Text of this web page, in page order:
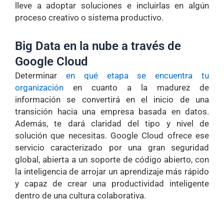
lleve a adoptar soluciones e incluirlas en algún
proceso creativo o sistema productivo.
Big Data en la nube a través de
Google Cloud
Determinar en qué etapa se encuentra tu
organización en cuanto a la madurez de
información se convertirá en el inicio de una
transición hacia una empresa basada en datos.
Además, te dará claridad del tipo y nivel de
solución que necesitas. Google Cloud ofrece ese
servicio caracterizado por una gran seguridad
global, abierta a un soporte de código abierto, con
la inteligencia de arrojar un aprendizaje más rápido
y capaz de crear una productividad inteligente
dentro de una cultura colaborativa.